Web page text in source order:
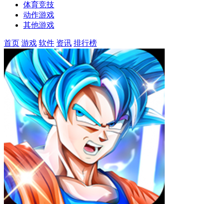
体育竞技
动作游戏
其他游戏
首页 游戏 软件 资讯 排行榜